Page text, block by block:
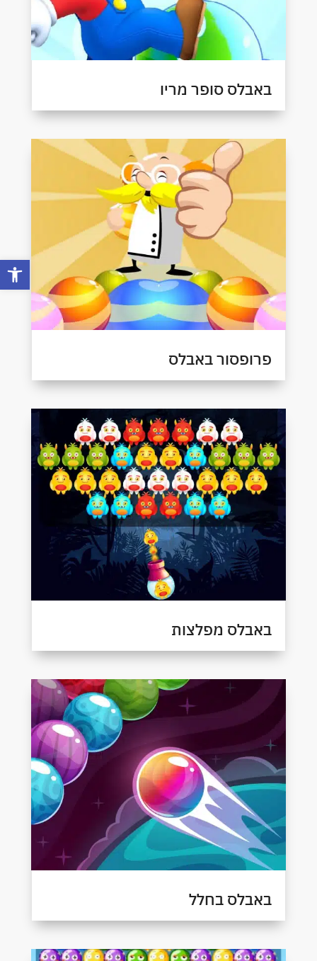
פתח
באבלס סופר מריו
פרופסור באבלס
באבלס מפלצות
באבלס בחלל